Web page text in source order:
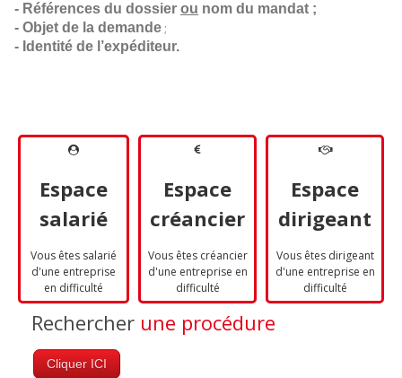
- Références du dossier ou nom du mandat ;
- Objet de la demande ;
- Identité de l’expéditeur.
Espace
salarié
Vous êtes salarié
d'une entreprise
en difficulté
Espace
créancier
Vous êtes créancier
d'une entreprise en
difficulté
Espace
dirigeant
Vous êtes dirigeant
d'une entreprise en
difficulté
Rechercher une procédure
Cliquer ICI